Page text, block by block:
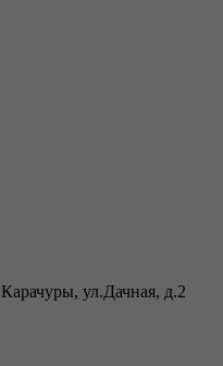
ул.Дачная, д.2